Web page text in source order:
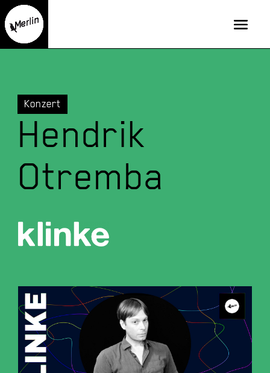
Konzert
Hendrik
Otremba